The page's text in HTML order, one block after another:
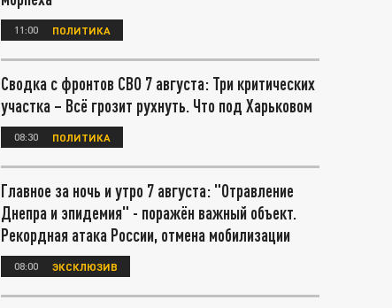
11:00 ПОЛИТИКА
Сводка с фронтов СВО 7 августа: Три критических
участка – Всё грозит рухнуть. Что под Харьковом
08:30 ПОЛИТИКА
Главное за ночь и утро 7 августа: "Отравление
Днепра и эпидемия" - поражён важный объект.
Рекордная атака России, отмена мобилизации
08:00 ЭКСКЛЮЗИВ